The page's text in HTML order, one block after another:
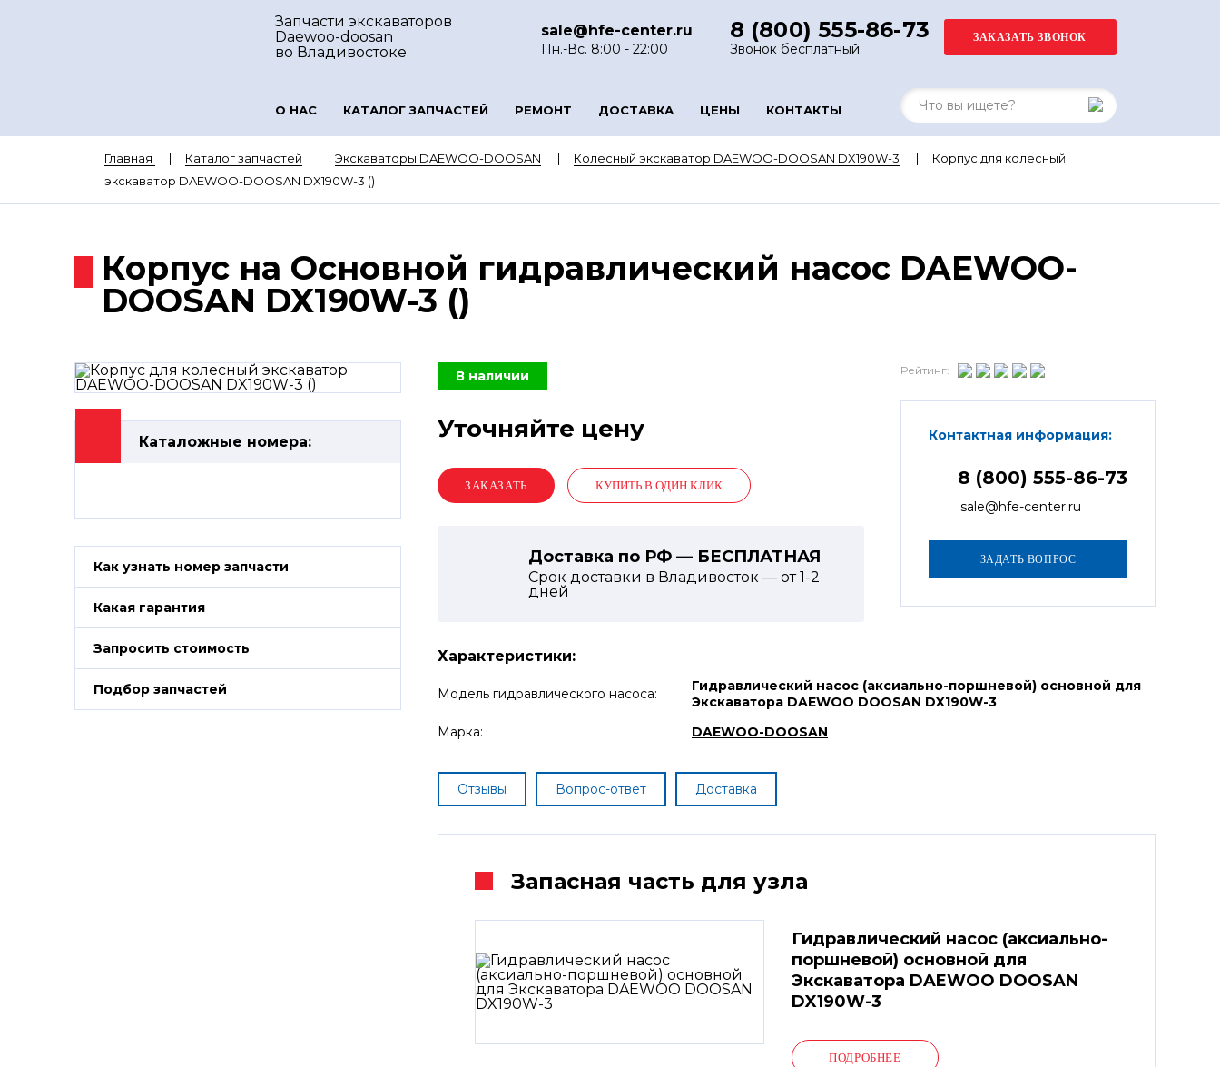
Запчасти экскаваторов
Daewoo-doosan
во Владивостоке
sale@hfe-center.ru
Пн.-Вс. 8:00 - 22:00
8 (800) 555-86-73
Звонок бесплатный
О НАС КАТАЛОГ ЗАПЧАСТЕЙ РЕМОНТ ДОСТАВКА ЦЕНЫ КОНТАКТЫ
Главная Каталог запчастей Экскаваторы DAEWOO-DOOSAN Колесный экскаватор DAEWOO-DOOSAN DX190W-3
Корпус для колесный
экскаватор DAEWOO-DOOSAN DX190W-3 ()
Корпус на Основной гидравлический насос DAEWOO-
DOOSAN DX190W-3 ()
Каталожные номера:
Как узнать номер запчасти
Какая гарантия
Запросить стоимость
Подбор запчастей
В наличии
Уточняйте цену
КУПИТЬ В ОДИН КЛИК
Доставка по РФ — БЕСПЛАТНАЯ
Срок доставки в Владивосток — от1-2
дней
Рейтинг:
Контактная информация:
8 (800) 555-86-73
sale@hfe-center.ru
Характеристики:
Модель гидравлического насоса:
Гидравлический насос (аксиально-поршневой) основной для
Экскаватора DAEWOO DOOSAN DX190W-3
Марка:
DAEWOO-DOOSAN
Отзывы Вопрос-ответ Доставка
Запасная часть для узла
Гидравлический насос (аксиально-
поршневой) основной для
Экскаватора DAEWOO DOOSAN
DX190W-3
ПОДРОБНЕЕ